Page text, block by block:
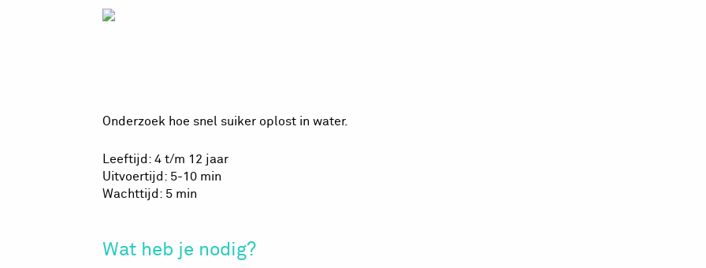
Onderzoek hoe snel suiker oplost in water.
Leeftijd: 4 t/m 12 jaar
Uitvoertijd: 5-10 min
Wachttijd: 5 min
Wat heb je nodig?